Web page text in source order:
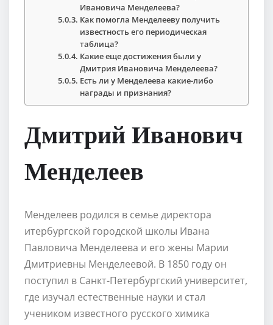
Ивановича Менделеева?
Как помогла Менделееву получить
известность его периодическая
таблица?
Какие еще достижения были у
Дмитрия Ивановича Менделеева?
Есть ли у Менделеева какие-либо
награды и признания?
Дмитрий Иванович
Менделеев
Менделеев родился в семье директора
итербургской городской школы Ивана
Павловича Менделеева и его жены Марии
Дмитриевны Менделеевой. В 1850 году он
поступил в Санкт-Петербургский университет,
где изучал естественные науки и стал
учеником известного русского химика